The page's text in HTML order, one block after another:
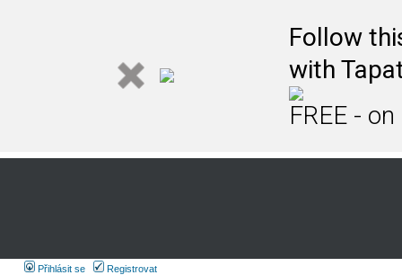
Follow
with
FREE -
Přihlásit se Registrovat